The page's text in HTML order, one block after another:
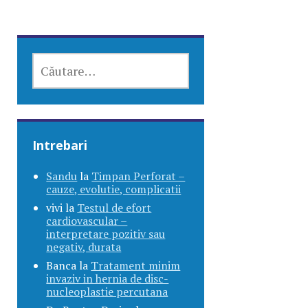
DUPĂ:
Intrebari
Sandu la Timpan Perforat –
cauze, evolutie, complicatii
vivi la Testul de efort
cardiovascular –
interpretare pozitiv sau
negativ, durata
Banca la Tratament minim
invaziv in hernia de disc-
nucleoplastie percutana